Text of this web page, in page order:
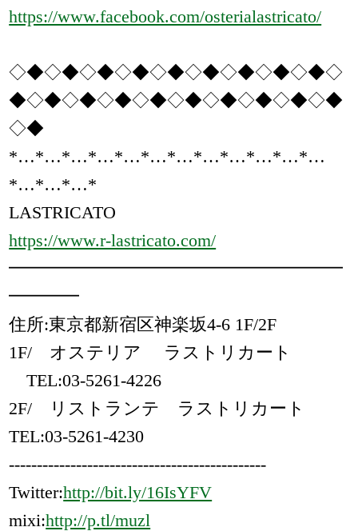
https://www.facebook.com/osterialastricato/
◇◆◇◆◇◆◇◆◇◆◇◆◇◆◇◆◇◆◇
◆◇◆◇◆◇◆◇◆◇◆◇◆◇◆◇◆◇◆
◇◆
*…*…*…*…*…*…*…*…*…*…*…*…
*…*…*…*
LASTRICATO
https://www.r-lastricato.com/
━━━━━━━━━━━━━━━━━━━
━━━━
住所:東京都新宿区神楽坂4-6 1F/2F
1F/ オステリア ラストリカート
TEL:03-5261-4226
2F/ リストランテ ラストリカート
TEL:03-5261-4230
----------------------------------------------
Twitter:http://bit.ly/16IsYFV
mixi:http://p.tl/muzl